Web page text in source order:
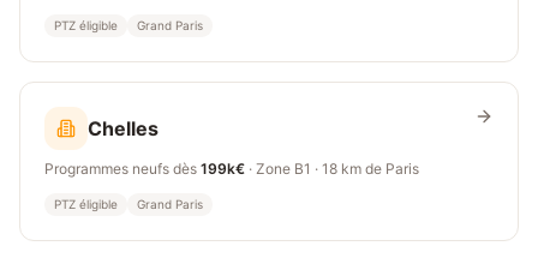
PTZ éligible Grand Paris
Chelles
Programmes neufs dès 199k€ · Zone B1 · 18 km de Paris
PTZ éligible Grand Paris